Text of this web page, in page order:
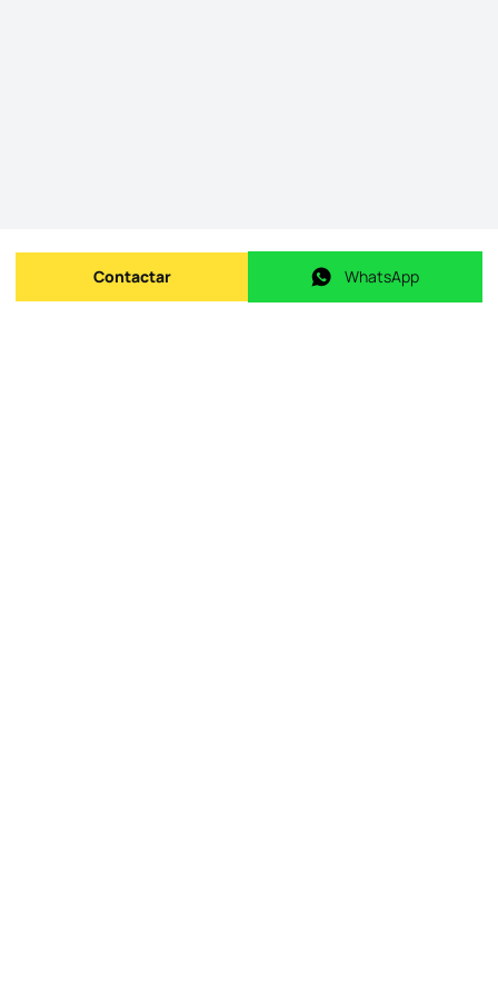
Enviar mensagem
Contactar WhatsApp
WhatsApp